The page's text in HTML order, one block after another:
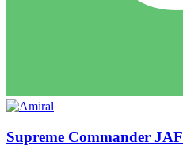
Supreme Commander JAF